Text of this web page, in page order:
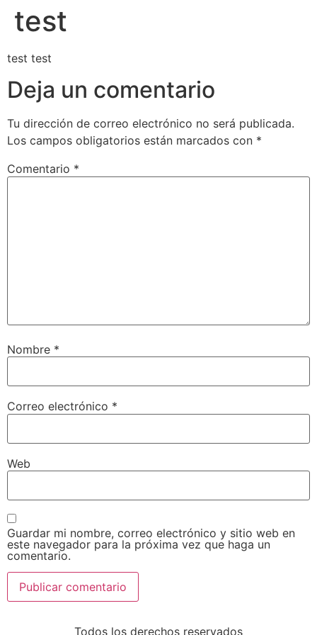
test
test test
Deja un comentario
Tu dirección de correo electrónico no será publicada.
Los campos obligatorios están marcados con *
Comentario *
Nombre *
Correo electrónico *
Web
Guardar mi nombre, correo electrónico y sitio web en
este navegador para la próxima vez que haga un
comentario.
Todos los derechos reservados